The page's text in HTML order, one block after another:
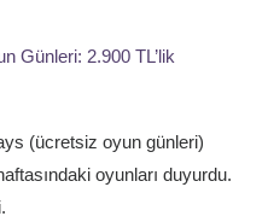
Günleri: 2.900 TL’lik
(ücretsiz oyun günleri)
oyunları duyurdu.